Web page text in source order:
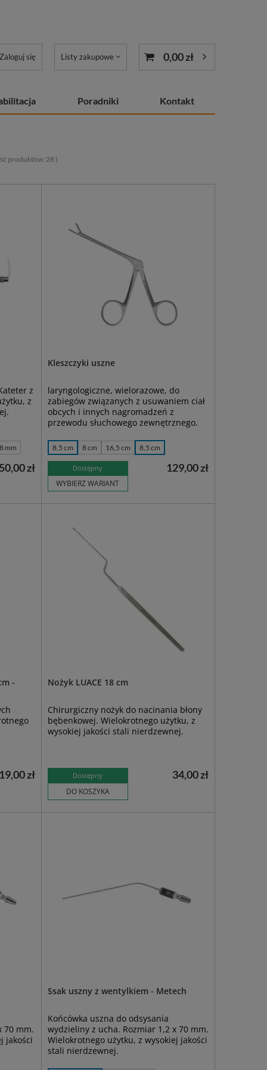
Zaloguj się Listy zakupowe 0,00 zł
Poradniki Kontakt
produktów: 28 )
z
z
mm
50,00 zł
Kleszczyki uszne
laryngologiczne, wielorazowe, do
zabiegów związanych z usuwaniem ciał
obcych i innych nagromadzeń z
przewodu słuchowego zewnętrznego.
8,5 cm 8 cm 16,5 cm 8,5 cm
Dostępny
WYBIERZ WARIANT
129,00 zł
-
19,00 zł
Nożyk LUACE 18 cm
Chirurgiczny nożyk do nacinania błony
bębenkowej. Wielokrotnego użytku, z
wysokiej jakości stali nierdzewnej.
Dostępny
DO KOSZYKA
34,00 zł
70 mm.
jakości
Ssak uszny z wentylkiem - Metech
Końcówka uszna do odsysania
wydzieliny z ucha. Rozmiar 1,2 x 70 mm.
Wielokrotnego użytku, z wysokiej jakości
stali nierdzewnej.